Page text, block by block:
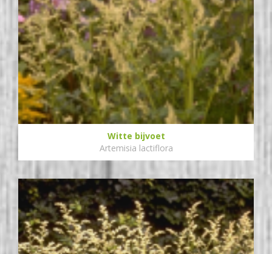
Witte bijvoet
Artemisia lactiflora